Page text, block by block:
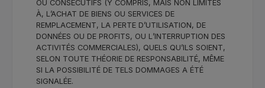
OU CONSÉCUTIFS (Y COMPRIS, MAIS NON LIMITÉS
À, L’ACHAT DE BIENS OU SERVICES DE
REMPLACEMENT, LA PERTE D’UTILISATION, DE
DONNÉES OU DE PROFITS, OU L’INTERRUPTION DES
ACTIVITÉS COMMERCIALES), QUELS QU’ILS SOIENT,
SELON TOUTE THÉORIE DE RESPONSABILITÉ, MÊME
SI LA POSSIBILITÉ DE TELS DOMMAGES A ÉTÉ
SIGNALÉE.